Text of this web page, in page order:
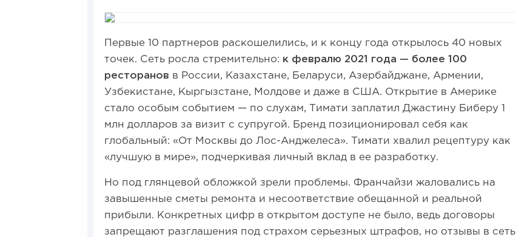
Первые 10 партнеров раскошелились, и к концу года открылось 40 новых
точек. Сеть росла стремительно: к февралю 2021 года — более 100
ресторанов в России, Казахстане, Беларуси, Азербайджане, Армении,
Узбекистане, Кыргызстане, Молдове и даже в США. Открытие в Америке
стало особым событием — по слухам, Тимати заплатил Джастину Биберу 1
млн долларов за визит с супругой. Бренд позиционировал себя как
глобальный: «От Москвы до Лос-Анджелеса». Тимати хвалил рецептуру как
«лучшую в мире», подчеркивая личный вклад в ее разработку.
Но под глянцевой обложкой зрели проблемы. Франчайзи жаловались на
завышенные сметы ремонта и несоответствие обещанной и реальной
прибыли. Конкретных цифр в открытом доступе не было, ведь договоры
запрещают разглашения под страхом серьезных штрафов, но отзывы в сеть